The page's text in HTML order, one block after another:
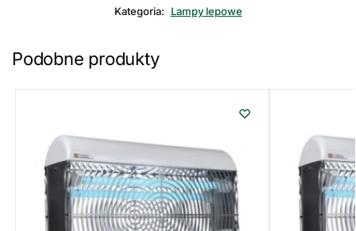
Kategoria:
Lampy lepowe
Podobne produkty